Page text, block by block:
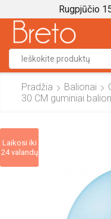
Rugpjūčio
Pradžia Balionai
30 CM guminiai
Laikosi iki
24 valandų